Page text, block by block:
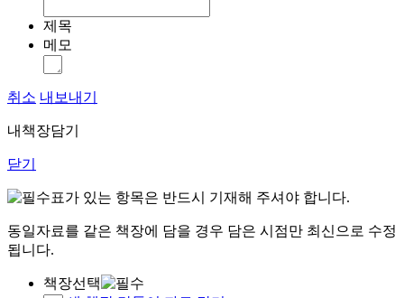
제목
메모
취소 내보내기
내책장담기
닫기
표가 있는 항목은 반드시 기재해 주셔야 합니다.
동일자료를 같은 책장에 담을 경우 담은 시점만 최신으로 수정
됩니다.
책장선택